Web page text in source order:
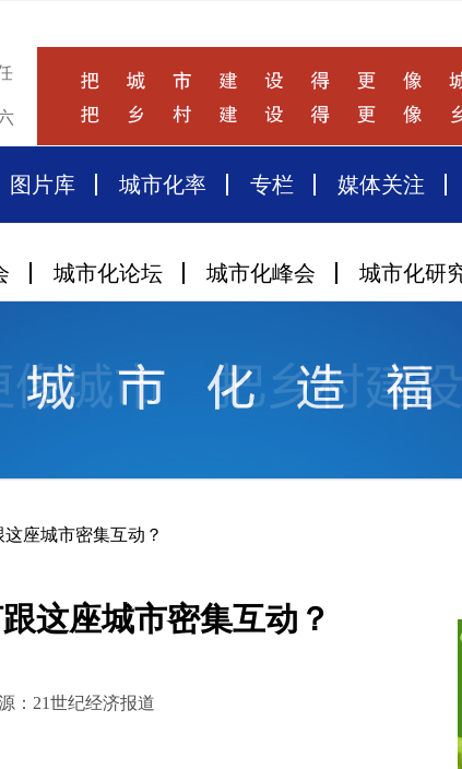
图片库 城市化率 专栏 媒体关注
城市化论坛 城市化峰会 城市化研
座城市密集互动？
这座城市密集互动？
：21世纪经济报道